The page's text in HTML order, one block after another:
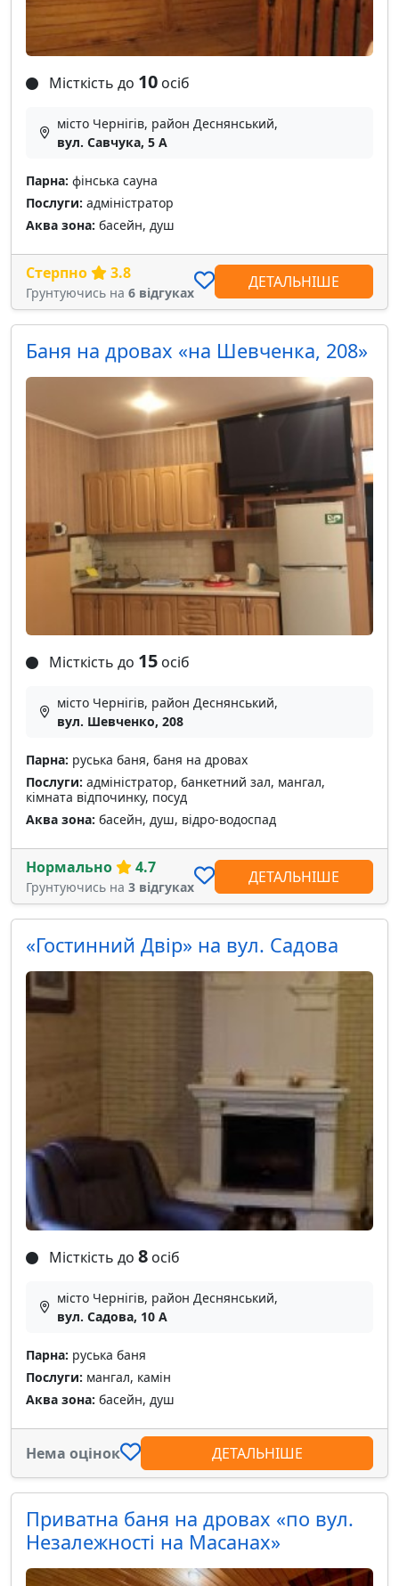
Місткість до 10 осіб
місто Чернігів, район Деснянський,
вул. Савчука, 5 А
Парна: фінська сауна
Послуги: адміністратор
Аква зона: басейн, душ
Стерпно 3.8
Грунтуючись на 6 відгуках
ДЕТАЛЬНІШЕ
Баня на дровах «на Шевченка, 208»
Місткість до 15 осіб
місто Чернігів, район Деснянський,
вул. Шевченко, 208
Парна: руська баня, баня на дровах
Послуги: адміністратор, банкетний зал, мангал,
кімната відпочинку, посуд
Аква зона: басейн, душ, відро-водоспад
Нормально 4.7
Грунтуючись на 3 відгуках
ДЕТАЛЬНІШЕ
«Гостинний Двір» на вул. Садова
Місткість до 8 осіб
місто Чернігів, район Деснянський,
вул. Садова, 10 А
Парна: руська баня
Послуги: мангал, камін
Аква зона: басейн, душ
Нема оцінок ДЕТАЛЬНІШЕ
Приватна баня на дровах «по вул.
Незалежності на Масанах»